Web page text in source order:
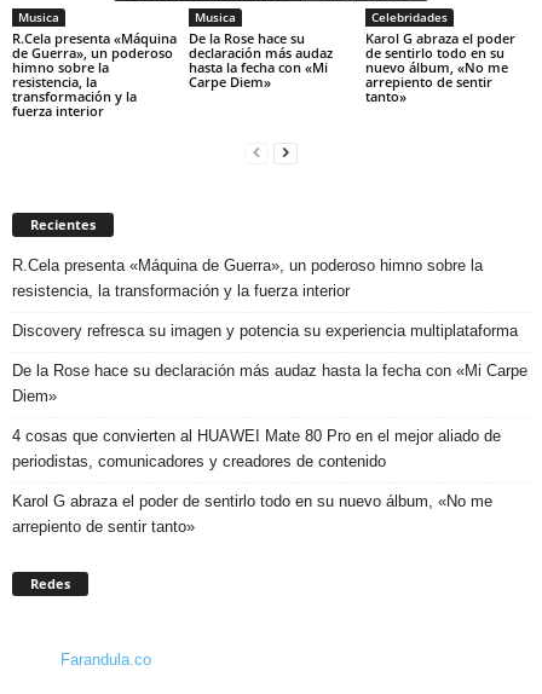
Musica
R.Cela presenta «Máquina
de Guerra», un poderoso
himno sobre la
resistencia, la
transformación y la
fuerza interior
Musica
De la Rose hace su
declaración más audaz
hasta la fecha con «Mi
Carpe Diem»
Celebridades
Karol G abraza el poder
de sentirlo todo en su
nuevo álbum, «No me
arrepiento de sentir
tanto»
Recientes
R.Cela presenta «Máquina de Guerra», un poderoso himno sobre la
resistencia, la transformación y la fuerza interior
Discovery refresca su imagen y potencia su experiencia multiplataforma
De la Rose hace su declaración más audaz hasta la fecha con «Mi Carpe
Diem»
4 cosas que convierten al HUAWEI Mate 80 Pro en el mejor aliado de
periodistas, comunicadores y creadores de contenido
Karol G abraza el poder de sentirlo todo en su nuevo álbum, «No me
arrepiento de sentir tanto»
Redes
Farandula.co